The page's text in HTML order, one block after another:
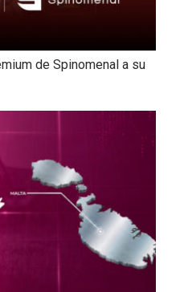
de Spinomenal a su